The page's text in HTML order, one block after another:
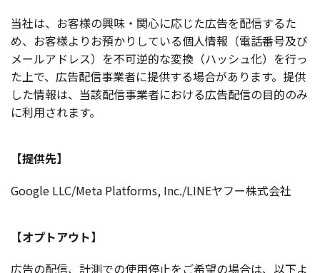
当社は、お客様の興味・関心に応じた広告を配信するた
め、お客様よりお預かりしている個人情報（電話番号及び
メールアドレス）を不可逆的な変換（ハッシュ化）を行っ
た上で、広告配信事業者に提供する場合があります。提供
した情報は、当該配信事業者における広告配信の目的のみ
に利用されます。
【提供先】
Google LLC/Meta Platforms, Inc./LINEヤフー株式会社
【オプトアウト】
広告の配信、計測での使用停止をご希望の場合は、以下よ